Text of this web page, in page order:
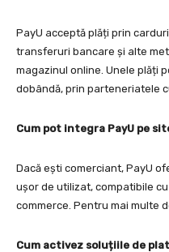
PayU acceptă plăți prin
transferuri bancare și alte
magazinul online. Unele plăți
dobândă, prin parteneriatele
Cum pot integra PayU pe
Dacă ești comerciant, PayU
ușor de utilizat, compatibile
commerce. Pentru mai multe
Cum activez soluțiile de